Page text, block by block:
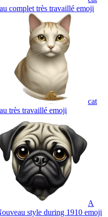
complet très travaillé emoji
cat
très travaillé emoji
A
style during 1910 emoji